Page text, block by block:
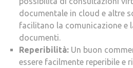
documentale in cloud e altre
facilitano la comunicazione e
documenti.
Reperibilità: Un buon
essere facilmente reperibile e